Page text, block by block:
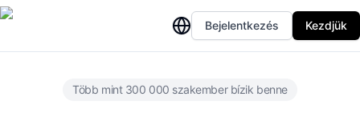
Bejelentkezés Kezdjük
Több mint 300 000 szakember bízik benne